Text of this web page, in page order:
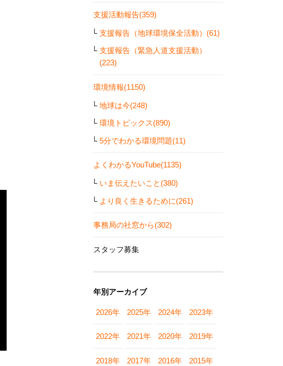
支援活動報告(359)
支援報告（地球環境保全活動）(61)
支援報告（緊急人道支援活動）
(223)
環境情報(1150)
地球は今(248)
環境トピックス(890)
5分でわかる環境問題(11)
よくわかるYouTube(1135)
いま伝えたいこと(380)
より良く生きるために(261)
事務局の社窓から(302)
スタッフ募集
年別アーカイブ
2026年 2025年 2024年 2023年
2022年 2021年 2020年 2019年
2018年 2017年 2016年 2015年